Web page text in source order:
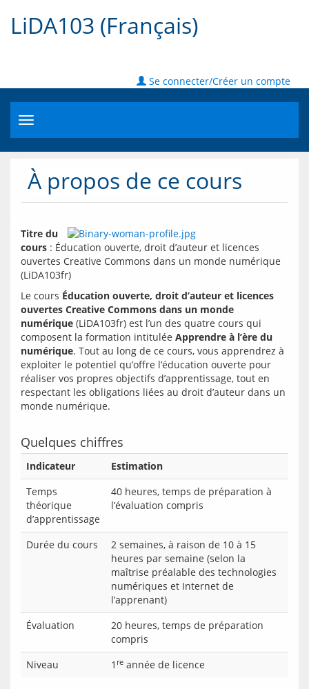
LiDA103 (Français)
Se connecter/Créer un compte
Toggle
navigation
À propos de ce cours
Titre du
cours : Éducation ouverte, droit d’auteur et licences
ouvertes Creative Commons dans un monde numérique
Le cours Éducation ouverte, droit d’auteur et licences
ouvertes Creative Commons dans un monde
numérique (LiDA103fr) est l’un des quatre cours qui
composent la formation intitulée Apprendre à l’ère du
numérique. Tout au long de ce cours, vous apprendrez à
exploiter le potentiel qu’offre l’éducation ouverte pour
réaliser vos propres objectifs d’apprentissage, tout en
respectant les obligations liées au droit d’auteur dans un
monde numérique.
Quelques chiffres
Indicateur
Estimation
Temps
théorique
d’apprentissage
40 heures, temps de préparation à
l’évaluation compris
Durée du cours
2 semaines, à raison de 10 à 15
heures par semaine (selon la
maîtrise préalable des technologies
numériques et Internet de
l’apprenant)
Évaluation
20 heures, temps de préparation
compris
Niveau
1 re année de licence